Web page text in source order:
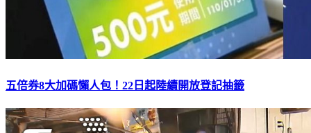
五倍券8大加碼懶人包！22日起陸續開放登記抽籤